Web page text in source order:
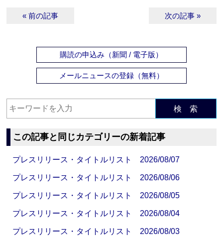
« 前の記事 次の記事 »
購読の申込み（新聞 / 電子版）
メールニュースの登録（無料）
検 索
この記事と同じカテゴリーの新着記事
プレスリリース・タイトルリスト 2026/08/07
プレスリリース・タイトルリスト 2026/08/06
プレスリリース・タイトルリスト 2026/08/05
プレスリリース・タイトルリスト 2026/08/04
プレスリリース・タイトルリスト 2026/08/03